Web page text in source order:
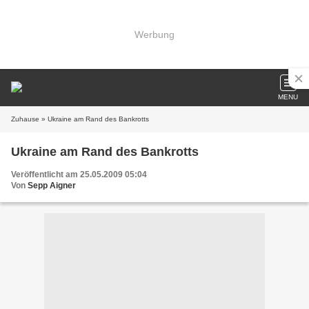
Werbung
MENU
Zuhause » Ukraine am Rand des Bankrotts
Ukraine am Rand des Bankrotts
Veröffentlicht am 25.05.2009 05:04
Von Sepp Aigner